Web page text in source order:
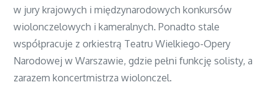
w jury krajowych i międzynarodowych konkursów
wiolonczelowych i kameralnych. Ponadto stale
współpracuje z orkiestrą Teatru Wielkiego-Opery
Narodowej w Warszawie, gdzie pełni funkcję solisty, a
zarazem koncertmistrza wiolonczel.